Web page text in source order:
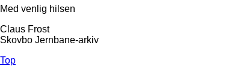
Med venlig hilsen
Claus Frost
Skovbo Jernbane-arkiv
Top